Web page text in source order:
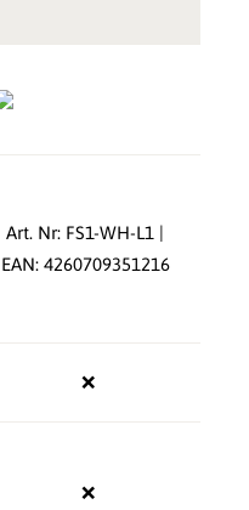
Art. Nr: FS1-WH-L1 |
EAN: 4260709351216
❌
❌